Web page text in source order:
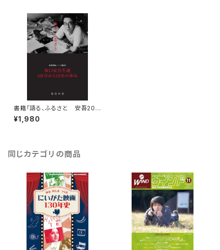
書籍「語る、ふるさと 安吾200
7-2016 安吾探索ノート第8
号」
¥1,980
同じカテゴリの商品